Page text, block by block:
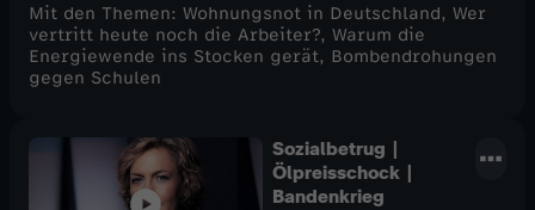
Mit den Themen: Wohnungsnot in Deutschland, Wer
vertritt heute noch die Arbeiter?, Warum die
Energiewende ins Stocken gerät, Bombendrohungen
gegen Schulen
Sozialbetrug |
Ölpreisschock |
Bandenkrieg